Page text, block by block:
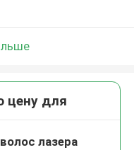
цену для
лазера